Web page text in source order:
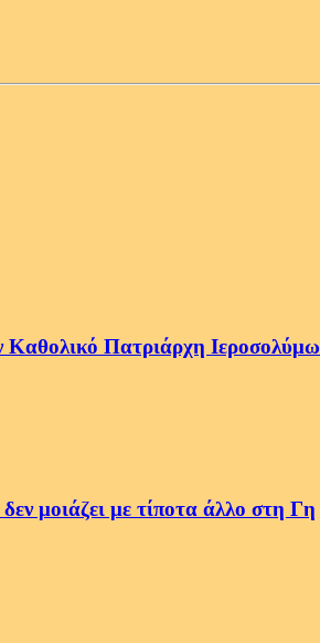
Πατριάρχη
μοιάζει με τίποτα άλλο στη Γη